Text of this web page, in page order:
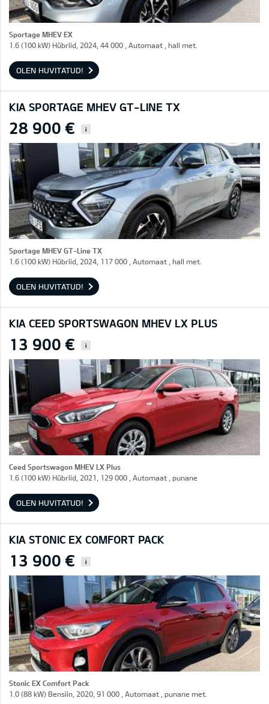
Sportage MHEV EX
1.6 (100 kW) Hübriid, 2024, 44 000 , Automaat , hall met.
OLEN HUVITATUD!
KIA SPORTAGE MHEV GT-LINE TX
28 900 € i
Sportage MHEV GT-Line TX
1.6 (100 kW) Hübriid, 2024, 117 000 , Automaat , hall met.
OLEN HUVITATUD!
KIA CEED SPORTSWAGON MHEV LX PLUS
13 900 € i
Ceed Sportswagon MHEV LX Plus
1.6 (100 kW) Hübriid, 2021, 129 000 , Automaat , punane
OLEN HUVITATUD!
KIA STONIC EX COMFORT PACK
13 900 € i
Stonic EX Comfort Pack
1.0 (88 kW) Bensiin, 2020, 91 000 , Automaat , punane met.